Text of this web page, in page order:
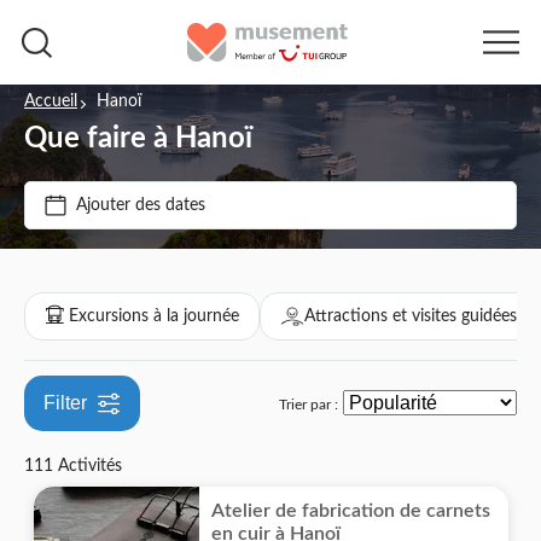
Accueil Hanoï
Que faire à Hanoï
Ajouter des dates
Prix par adulte
Options de billets
Confirmation instantanée
Bon numérique
Visite guidée
Entrée incluse
Catégories
Tourisme et traditions
Campagne
Ville
Culture et histoire
Incontournables
Bateaux
Attractions et visites guidées
Monuments
Musées
Activités
Activités de plein air
Transferts
Excursions à la journée Attractions et visites guidées
Filter Trier par :
111 Activités
Atelier de fabrication de carnets
en cuir à Hanoï